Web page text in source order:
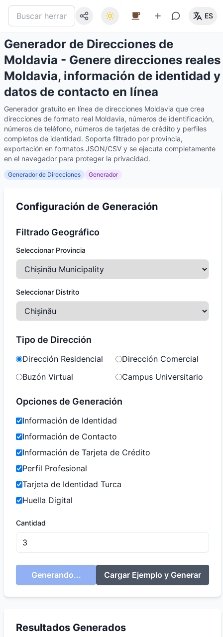
ES
Generador de Direcciones de
Moldavia - Genere direcciones reales
Moldavia, información de identidad y
datos de contacto en línea
Generador gratuito en línea de direcciones Moldavia que crea
direcciones de formato real Moldavia, números de identificación,
números de teléfono, números de tarjetas de crédito y perfiles
completos de identidad. Soporta filtrado por provincia,
exportación en formatos JSON/CSV y se ejecuta completamente
en el navegador para proteger la privacidad.
Generador de Direcciones Generador
Configuración de Generación
Filtrado Geográfico
Seleccionar Provincia
Seleccionar Distrito
Tipo de Dirección
Dirección Residencial
Dirección Comercial
Buzón Virtual
Campus Universitario
Opciones de Generación
Información de Identidad
Información de Contacto
Información de Tarjeta de Crédito
Perfil Profesional
Tarjeta de Identidad Turca
Huella Digital
Cantidad
Generando... Cargar Ejemplo y Generar
Resultados Generados